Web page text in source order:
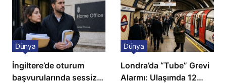
İngiltere’de oturum
başvurularında sessiz
Dünya
Londra’da “Tube” Grevi
Alarmı: Ulaşımda 12
Dünya